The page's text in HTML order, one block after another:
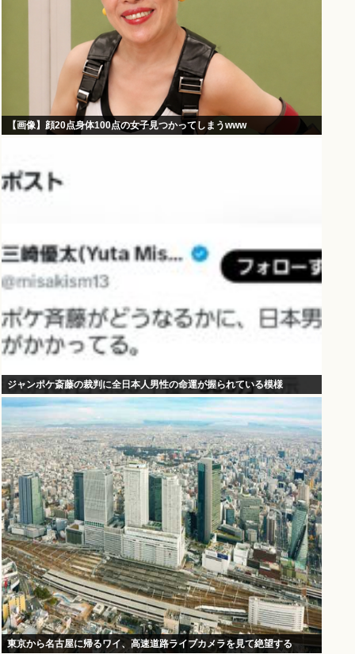
【画像】顔20点身体100点の女子見つかってしまうwww
ジャンポケ斎藤の裁判に全日本人男性の命運が握られている模様
東京から名古屋に帰るワイ、高速道路ライブカメラを見て絶望する